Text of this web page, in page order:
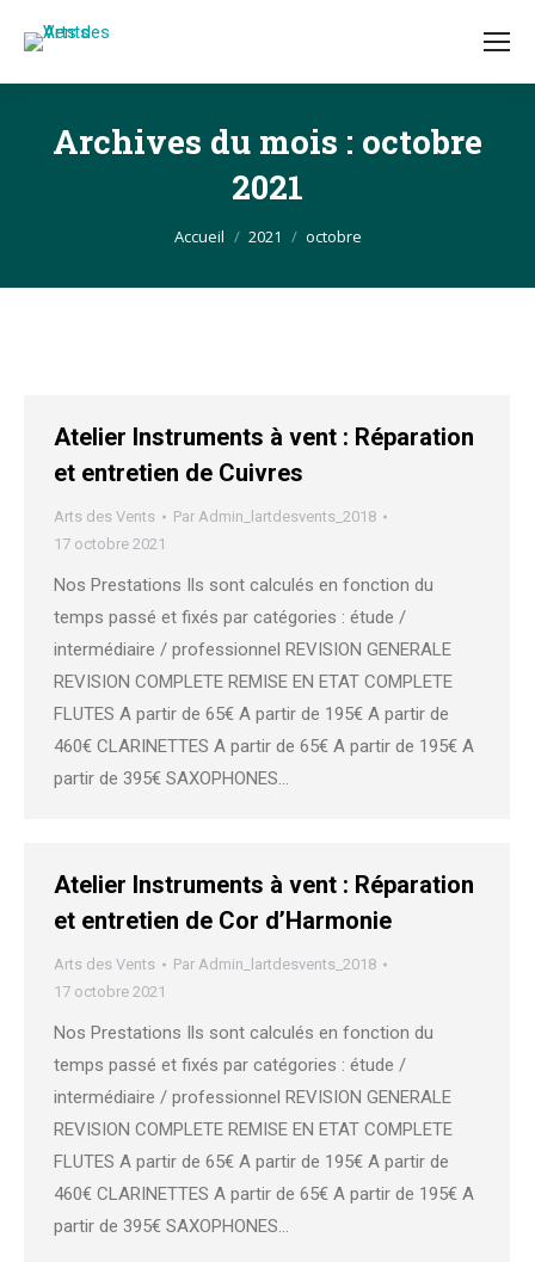
Archives du mois : octobre
2021
Vous êtes ici :
Accueil 2021 octobre
Atelier Instruments à vent : Réparation
et entretien de Cuivres
Arts des Vents Par Admin_lartdesvents_2018
17 octobre 2021
Nos Prestations Ils sont calculés en fonction du
temps passé et fixés par catégories : étude /
intermédiaire / professionnel REVISION GENERALE
REVISION COMPLETE REMISE EN ETAT COMPLETE
FLUTES A partir de 65€ A partir de 195€ A partir de
460€ CLARINETTES A partir de 65€ A partir de 195€ A
partir de 395€ SAXOPHONES…
Atelier Instruments à vent : Réparation
et entretien de Cor d’Harmonie
Arts des Vents Par Admin_lartdesvents_2018
17 octobre 2021
Nos Prestations Ils sont calculés en fonction du
temps passé et fixés par catégories : étude /
intermédiaire / professionnel REVISION GENERALE
REVISION COMPLETE REMISE EN ETAT COMPLETE
FLUTES A partir de 65€ A partir de 195€ A partir de
460€ CLARINETTES A partir de 65€ A partir de 195€ A
partir de 395€ SAXOPHONES…